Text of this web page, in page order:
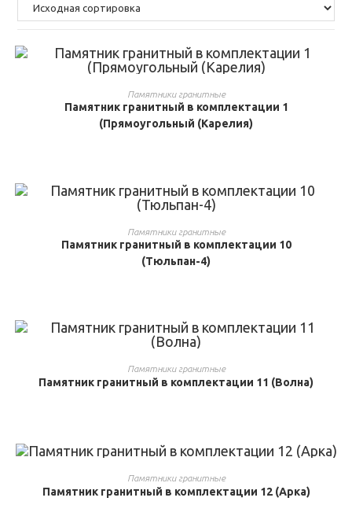
Памятники гранитные
Памятник гранитный в комплектации 1
(Прямоугольный (Карелия)
Памятники гранитные
Памятник гранитный в комплектации 10
(Тюльпан-4)
Памятники гранитные
Памятник гранитный в комплектации 11 (Волна)
Памятники гранитные
Памятник гранитный в комплектации 12 (Арка)